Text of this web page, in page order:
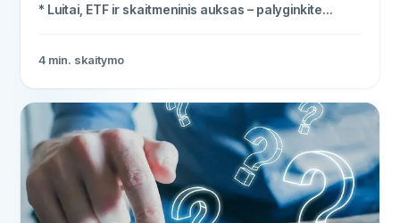
* Luitai, ETF ir skaitmeninis auksas – palyginkite
4 min. skaitymo